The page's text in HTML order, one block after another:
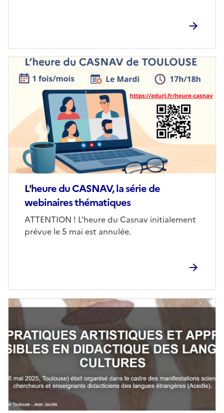
L'heure du CASNAV, la série de
webinaires thématiques
Corps
ATTENTION ! L'heure du Casnav initialement
prévue le 5 mai est annulée.
Image
couverture
(conseillée)
Image
couverture
(conseillée)